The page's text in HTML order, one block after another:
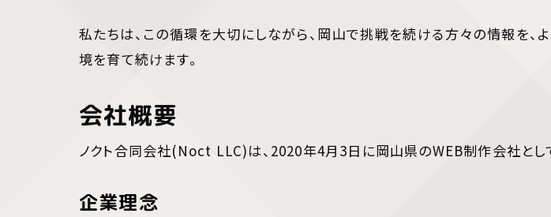
私たちは、この循環を大切にしながら、岡山で挑戦を続ける方々の情報を、
境を育て続けます。
会社概要
ノクト合同会社(Noct LLC)は、2020年4月3日に岡山県のWEB制作会社とし
企業理念